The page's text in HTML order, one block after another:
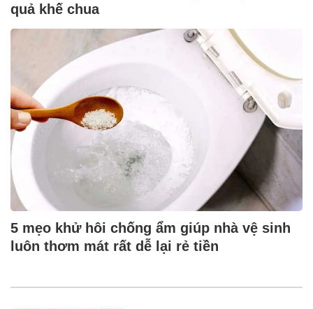
quả khế chua
5 mẹo khử hôi chống ẩm giúp nhà vệ sinh
luôn thơm mát rất dễ lại rẻ tiền